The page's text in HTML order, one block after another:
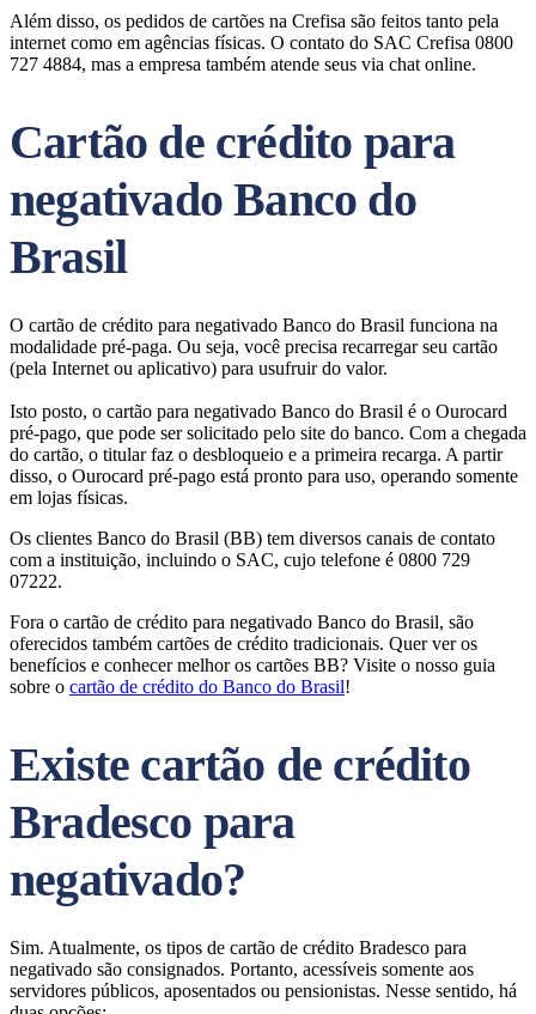
Além disso, os pedidos de cartões na Crefisa são feitos tanto pela
internet como em agências físicas. O contato do SAC Crefisa 0800
727 4884, mas a empresa também atende seus via chat online.
Cartão de crédito para
negativado Banco do
Brasil
O cartão de crédito para negativado Banco do Brasil funciona na
modalidade pré-paga. Ou seja, você precisa recarregar seu cartão
(pela Internet ou aplicativo) para usufruir do valor.
Isto posto, o cartão para negativado Banco do Brasil é o Ourocard
pré-pago, que pode ser solicitado pelo site do banco. Com a chegada
do cartão, o titular faz o desbloqueio e a primeira recarga. A partir
disso, o Ourocard pré-pago está pronto para uso, operando somente
em lojas físicas.
Os clientes Banco do Brasil (BB) tem diversos canais de contato
com a instituição, incluindo o SAC, cujo telefone é 0800 729
07222.
Fora o cartão de crédito para negativado Banco do Brasil, são
oferecidos também cartões de crédito tradicionais. Quer ver os
benefícios e conhecer melhor os cartões BB? Visite o nosso guia
sobre o cartão de crédito do Banco do Brasil!
Existe cartão de crédito
Bradesco para
negativado?
Sim. Atualmente, os tipos de cartão de crédito Bradesco para
negativado são consignados. Portanto, acessíveis somente aos
servidores públicos, aposentados ou pensionistas. Nesse sentido, há